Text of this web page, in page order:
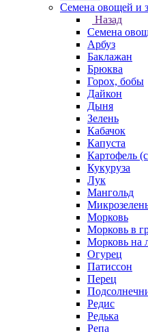
Семена овощей и
Назад
Семена
Арбуз
Баклажан
Брюква
Горох, бобы
Дайкон
Дыня
Зелень
Кабачок
Капуста
Картофель
Кукуруза
Лук
Мангольд
Морковь
Морковь в
Морковь на
Огурец
Патиссон
Перец
Редис
Редька
Репа